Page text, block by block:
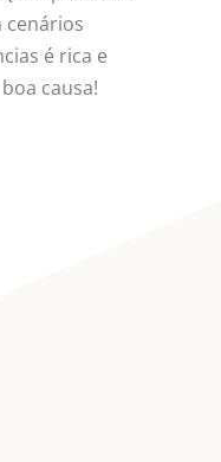
cenários
é rica e
causa!